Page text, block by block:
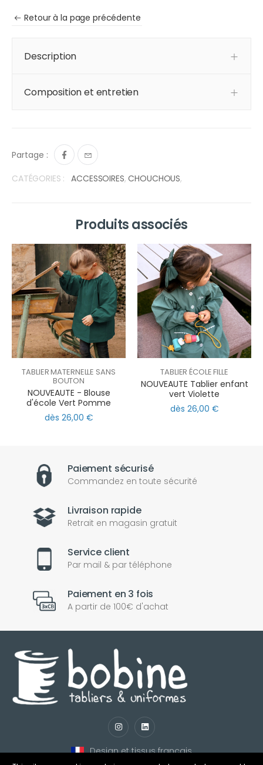
Retour à la page précédente
Description
Composition et entretien
Partage :
CATÉGORIES : ACCESSOIRES,CHOUCHOUS,
Produits associés
TABLIER MATERNELLE SANS
BOUTON
NOUVEAUTE - Blouse
d'école Vert Pomme
dès 26,00 €
TABLIER ÉCOLE FILLE
NOUVEAUTE Tablier enfant
vert Violette
dès 26,00 €
Paiement sécurisé
Commandez en toute sécurité
Livraison rapide
Retrait en magasin gratuit
Service client
Par mail & par téléphone
Paiement en 3 fois
A partir de 100€ d'achat
Design et tissus français
notify_engine